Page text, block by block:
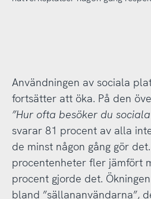
Användningen av sociala
fortsätter att öka. På den
”Hur ofta besöker du
svarar 81 procent av alla
de minst någon gång gör
procentenheter fler jämfört
procent gjorde det.
bland ”sällananvändarna”,